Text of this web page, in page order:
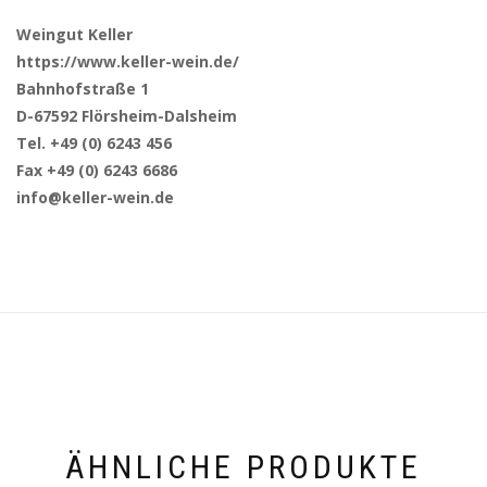
Weingut Keller
https://www.keller-wein.de/
Bahnhofstraße 1
D-67592 Flörsheim-Dalsheim
Tel. +49 (0) 6243 456
Fax +49 (0) 6243 6686
info@keller-wein.de
ÄHNLICHE PRODUKTE